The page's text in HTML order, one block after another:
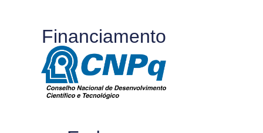
Financiamento